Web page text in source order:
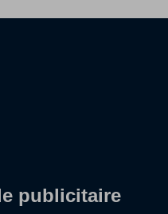
publicitaire